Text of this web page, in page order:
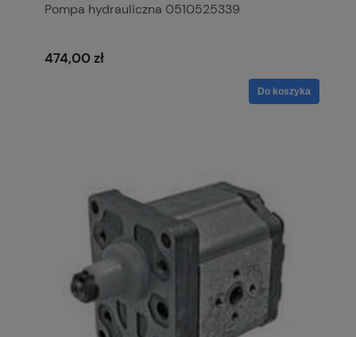
Pompa hydrauliczna 0510525339
474,00 zł
Do koszyka